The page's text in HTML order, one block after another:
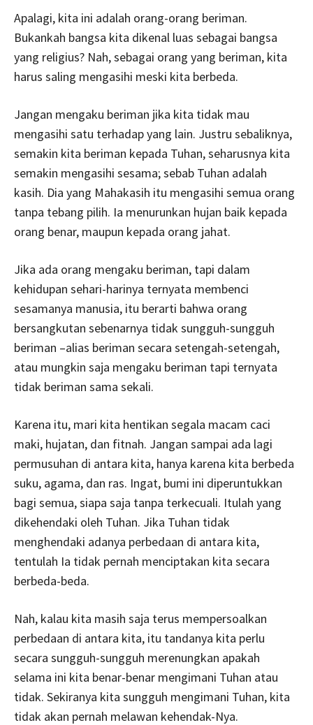
Apalagi, kita ini adalah orang-orang beriman.
Bukankah bangsa kita dikenal luas sebagai bangsa
yang religius? Nah, sebagai orang yang beriman, kita
harus saling mengasihi meski kita berbeda.
Jangan mengaku beriman jika kita tidak mau
mengasihi satu terhadap yang lain. Justru sebaliknya,
semakin kita beriman kepada Tuhan, seharusnya kita
semakin mengasihi sesama; sebab Tuhan adalah
kasih. Dia yang Mahakasih itu mengasihi semua orang
tanpa tebang pilih. Ia menurunkan hujan baik kepada
orang benar, maupun kepada orang jahat.
Jika ada orang mengaku beriman, tapi dalam
kehidupan sehari-harinya ternyata membenci
sesamanya manusia, itu berarti bahwa orang
bersangkutan sebenarnya tidak sungguh-sungguh
beriman –alias beriman secara setengah-setengah,
atau mungkin saja mengaku beriman tapi ternyata
tidak beriman sama sekali.
Karena itu, mari kita hentikan segala macam caci
maki, hujatan, dan fitnah. Jangan sampai ada lagi
permusuhan di antara kita, hanya karena kita berbeda
suku, agama, dan ras. Ingat, bumi ini diperuntukkan
bagi semua, siapa saja tanpa terkecuali. Itulah yang
dikehendaki oleh Tuhan. Jika Tuhan tidak
menghendaki adanya perbedaan di antara kita,
tentulah Ia tidak pernah menciptakan kita secara
berbeda-beda.
Nah, kalau kita masih saja terus mempersoalkan
perbedaan di antara kita, itu tandanya kita perlu
secara sungguh-sungguh merenungkan apakah
selama ini kita benar-benar mengimani Tuhan atau
tidak. Sekiranya kita sungguh mengimani Tuhan, kita
tidak akan pernah melawan kehendak-Nya.